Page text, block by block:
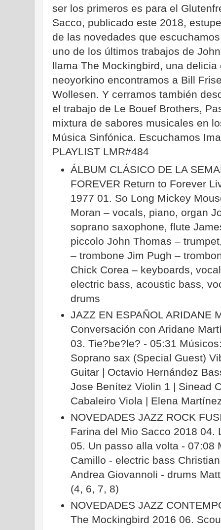
ser los primeros es para el
Sacco, publicado este 2018,
de las novedades que
uno de los últimos trabajos de
llama The Mockingbird, una
neoyorkino encontramos a Bill
Wollesen. Y cerramos también
el trabajo de Le Bouef Brothers,
mixtura de sabores musicales en
Música Sinfónica. Escuchamos
PLAYLIST LMR#484
ÁLBUM CLÁSICO DE LA
FOREVER Return to Forever
1977 01. So Long Mickey
Moran – vocals, piano, organ
soprano saxophone, flute
piccolo John Thomas –
– trombone Jim Pugh –
Chick Corea – keyboards,
electric bass, acoustic bass,
drums
JAZZ EN ESPAÑOL ARIDANE
Conversación con Aridane
03. Tie?be?le? - 05:31
Soprano sax (Special Guest)
Guitar | Octavio Hernández
Jose Benítez Violin 1 | Sinead
Cabaleiro Viola | Elena
NOVEDADES JAZZ ROCK
Farina del Mio Sacco 2018 04.
05. Un passo alla volta - 07:08
Camillo - electric bass
Andrea Giovannoli - drums
(4, 6, 7, 8)
NOVEDADES JAZZ
The Mockingbird 2016 06.